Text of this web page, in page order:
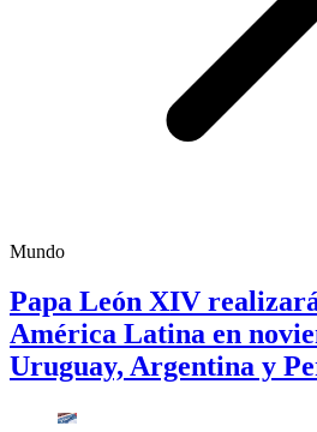
Mundo
Papa León XIV
América Latina en
Uruguay, Argentina y